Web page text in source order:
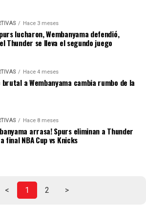
Hace 3 meses
lucharon, Wembanyama defendió,
Thunder se lleva el segundo juego
Hace 4 meses
brutal a Wembanyama cambia rumbo de la
Hace 8 meses
arrasa! Spurs eliminan a Thunder
final NBA Cup vs Knicks
< 1 2 >